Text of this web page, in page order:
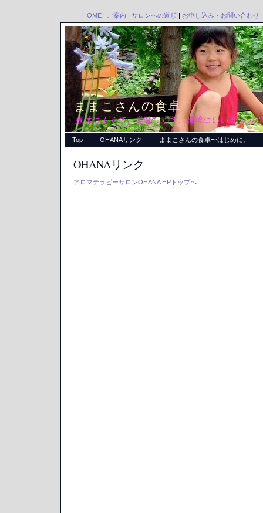
HOME | ご案内 | サロンへの道順 | お申し込み・お問い合わせ
ままこさんの食卓
身体によくて、美味しくて、環境にいいセイカ
Top OHANAリンク ままこさんの食卓〜はじめに。
OHANAリンク
アロマテラピーサロンOHANA HPトップへ